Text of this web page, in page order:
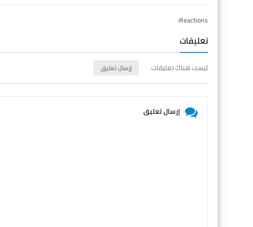
Reactions:
تعليقات
ليست هناك تعليقات إرسال تعليق
إرسال تعليق